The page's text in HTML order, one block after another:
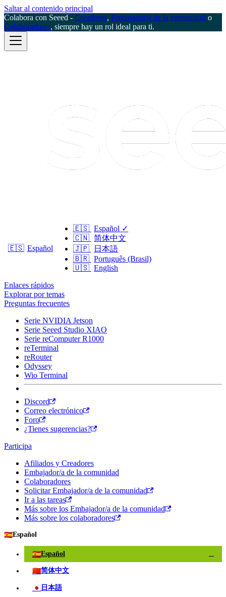
Saltar al contenido principal
Colabora con Seeed - Creadores, Embajador/a de la comunidad o
Colaboradores, siempre hay un rol ideal para ti.
🇪🇸 Español
🇪🇸 Español ✓
🇨🇳 简体中文
🇯🇵
日本語
🇧🇷 Português (Brasil)
🇺🇸 English
Enlaces rápidos
Explorar por temas
Preguntas frecuentes
Serie NVIDIA Jetson
Serie Seeed Studio XIAO
Serie reComputer R1000
reTerminal
reRouter
Odyssey
Wio Terminal
Discord
Correo electrónico
Foro
¿Tienes sugerencias?
Participa
Afiliados y Creadores
Embajador/a de la comunidad
Colaboradores
Solicitar Embajador/a de la comunidad
Ir a las tareas
Más sobre los Embajador/a de la comunidad
Más sobre los colaboradores
🇪🇸Español
🇪🇸Español
🇨🇳简体中文
🇯🇵 日本語